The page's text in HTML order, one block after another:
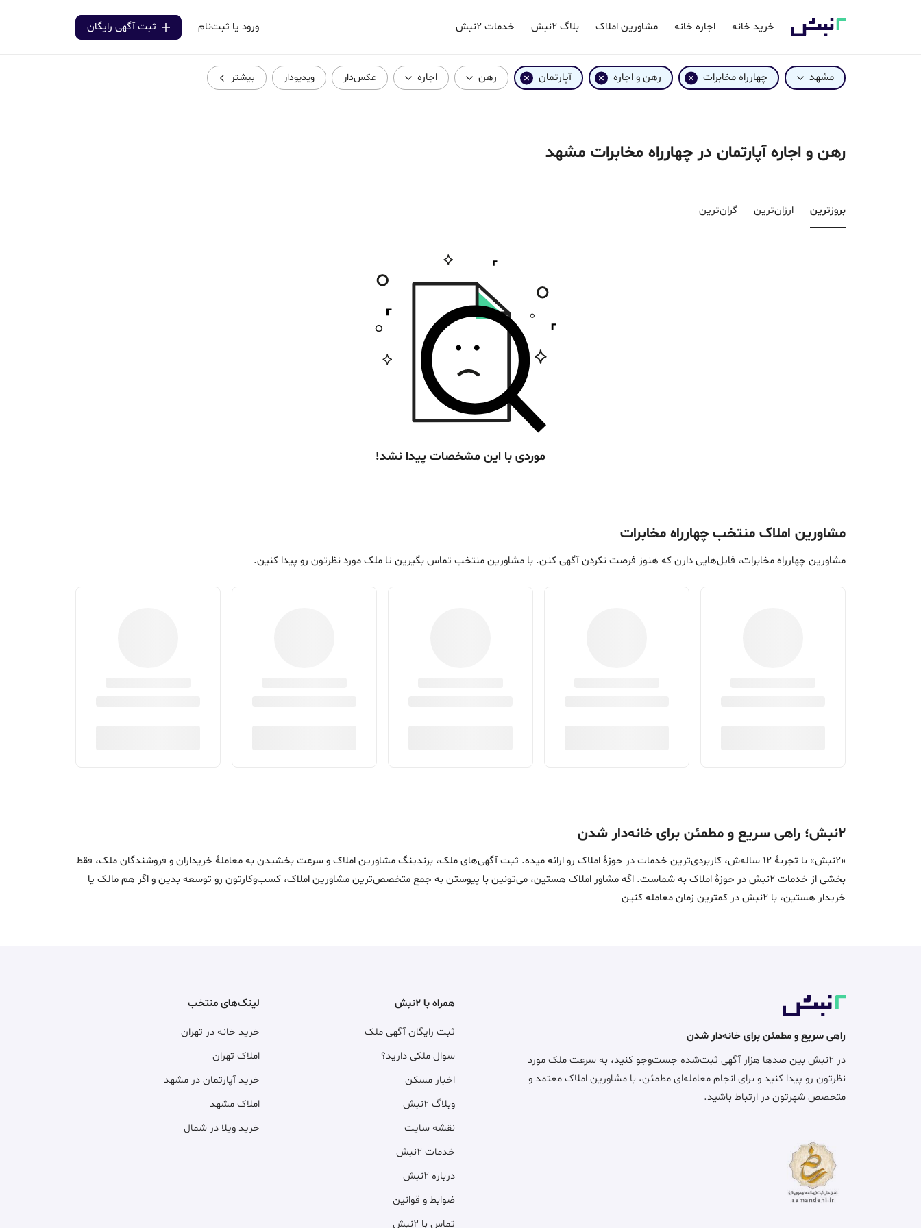
خرید خانه اجاره خانه مشاورین املاک بلاگ ۲نبش خدمات ۲نبش ورود یا ثبت‌نام ثبت آگهی رایگان
مشهد چهارراه مخابرات رهن و اجاره آپارتمان رهن اجاره عکس‌دار ویدیودار بیشتر
رهن و اجاره آپارتمان در چهارراه مخابرات مشهد
بروزترین‌ ارزان‌ترین گران‌ترین
موردی با این مشخصات پیدا نشد!
مشاورین املاک منتخب چهارراه مخابرات
مشاورین چهارراه مخابرات، فایل‌هایی دارن که هنوز فرصت نکردن آگهی کنن. با مشاورین منتخب تماس بگیرین تا ملک مورد نظرتون رو پیدا کنین.
۲نبش؛ راهی سریع و مطمئن برای خانه‌دار شدن
«2نبش» با تجربۀ 12 ساله‌ش، کاربردی‌ترین خدمات در حوزۀ املاک رو ارائه میده. ثبت آگهی‌های ملک، برندینگ مشاورین املاک و سرعت بخشیدن به معاملۀ خریداران و فروشندگان ملک، فقط
بخشی از خدمات 2نبش در حوزۀ املاک به شماست. اگه مشاور املاک هستین، می‌تونین با پیوستن به جمع متخصص‌ترین مشاورین املاک، کسب‌وکارتون رو توسعه بدین و اگر هم مالک یا
خریدار هستین، با 2نبش در کمترین زمان معامله‌ کنین
راهی سریع و مطمئن برای خانه‌دار شدن
در ۲نبش بین صدها هزار آگهی ثبت‌شده جست‌وجو کنید، به سرعت ملک مورد
نظرتون رو پیدا کنید و برای انجام معامله‌ای مطمئن، با مشاورین املاک معتمد و
متخصص شهرتون در ارتباط باشید.
همراه با ۲نبش
ثبت رایگان آگهی ملک
سوال ملکی دارید؟
اخبار مسکن
وبلاگ ۲نبش
نقشه سایت
خدمات ۲نبش
درباره ۲نبش
ضوابط و قوانین
تماس با ۲نبش
لینک‌های منتخب
خرید خانه در تهران
املاک تهران
خرید آپارتمان در مشهد
املاک مشهد
خرید ویلا در شمال